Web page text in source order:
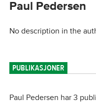
Paul Pedersen
No description in the
PUBLIKASJONER
Paul Pedersen har 3